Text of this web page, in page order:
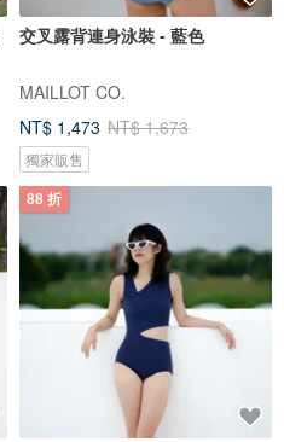
交叉露背連身泳裝 - 藍色
MAILLOT CO.
NT$ 1,473 NT$ 1,673
獨家販售
88 折